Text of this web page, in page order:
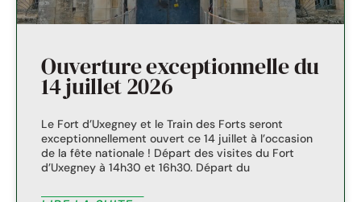
Ouverture exceptionnelle du
14 juillet 2026
Le Fort d’Uxegney et le Train des Forts seront
exceptionnellement ouvert ce 14 juillet à l’occasion
de la fête nationale ! Départ des visites du Fort
d’Uxegney à 14h30 et 16h30. Départ du